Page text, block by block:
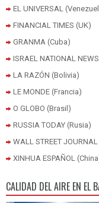
EL UNIVERSAL
FINANCIAL TIMES (UK)
GRANMA (Cuba)
ISRAEL NATIONAL
LA RAZÓN (Bolivia)
LE MONDE (Francia)
O GLOBO (Brasil)
RUSSIA TODAY (Rusia)
WALL STREET
XINHUA ESPAÑOL
CALIDAD DEL AIRE EN EL